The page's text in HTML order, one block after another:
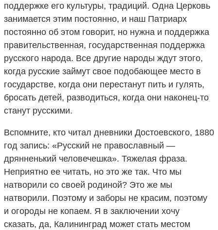
поддержке его культуры, традиций. Одна Церковь
занимается этим постоянно, и наш Патриарх
постоянно об этом говорит, но нужна и поддержка
правительственная, государственная поддержка
русского народа. Все другие народы ждут этого,
когда русские займут свое подобающее место в
государстве, когда они перестанут пить и гулять,
бросать детей, разводиться, когда они наконец-то
станут русскими.
Вспомните, кто читал дневники Достоевского, 1880
год запись: «Русский не православный —
дрянненький человечешка». Тяжелая фраза.
Неприятно ее читать, но это же так. Что мы
натворили со своей родиной? Это же мы
натворили. Поэтому и заборы не красим, поэтому
и огороды не копаем. Я в заключении хочу
сказать, да, Калининград может стать местом